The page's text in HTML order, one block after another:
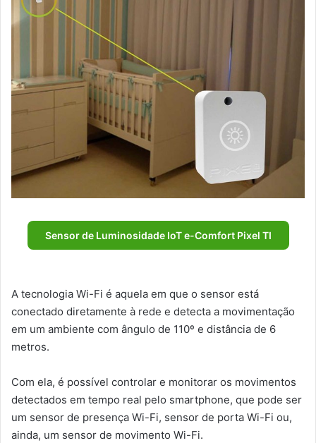
Sensor de Luminosidade IoT e-Comfort Pixel TI
A tecnologia Wi-Fi é aquela em que o sensor está
conectado diretamente à rede e detecta a movimentação
em um ambiente com ângulo de 110º e distância de 6
metros.
Com ela, é possível controlar e monitorar os movimentos
detectados em tempo real pelo smartphone, que pode ser
um sensor de presença Wi-Fi, sensor de porta Wi-Fi ou,
ainda, um sensor de movimento Wi-Fi.